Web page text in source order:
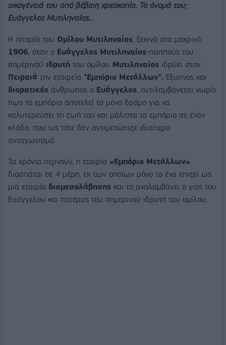
οικογένειά του από βέβαιη χρεοκοπία. Το όνομά του;
Ευάγγελος Μυτιληναίος…
Η ιστορία του Ομίλου Μυτιληναίος, ξεκινά στο μακρινό
1906, όταν ο Ευάγγελος Μυτιληναίος-παππούς του
σημερινού ιδρυτή του ομίλου Μυτιληναίος ιδρύει στον
Πειραιά την εταιρεία "Εμπόριο Μετάλλων". Έξυπνος και
διορατικός άνθρωπος ο Ευάγγελος, αντιλαμβάνεται νωρίς
πως το εμπόριο αποτελεί το μόνο δρόμο για να
καλυτερεύσει τη ζωή του και μάλιστα το εμπόριο σε έναν
κλάδο, που ως τότε δεν αντιμετώπιζε ιδιαίτερο
ανταγωνισμό.
Τα χρόνια περνούν, η εταιρία «Εμπόριο Μετάλλων»
διασπάται σε 4 μέρη, εκ των οποίων μόνο το ένα επιζεί ως
μια εταιρία διαμεσολάβησης και το αναλαμβάνει ο γιος του
Ευάγγελου και πατέρας του σημερινού ιδρυτή του ομίλου.